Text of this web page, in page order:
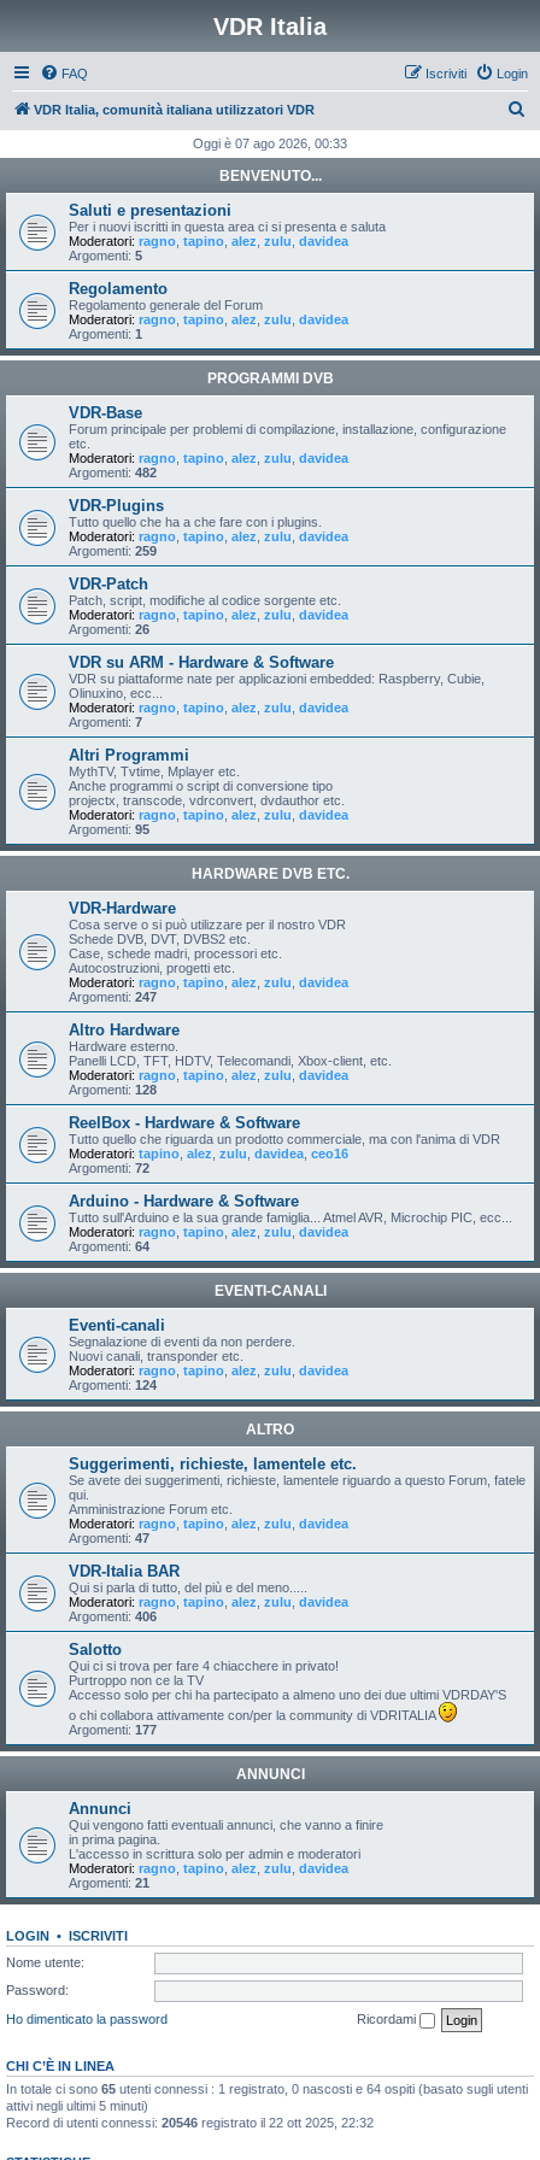
VDR Italia
FAQ Login
Iscriviti
VDR Italia, comunità italiana utilizzatori VDR
c
Oggi è 07 ago 2026, 00:33
BENVENUTO...
Saluti e presentazioni
Per i nuovi iscritti in questa area ci si presenta e saluta
Moderatori: ragno tapino alez zulu davidea
Argomenti: 5
Regolamento
Regolamento generale del Forum
Moderatori: ragno tapino alez zulu davidea
Argomenti: 1
PROGRAMMI DVB
VDR-Base
Forum principale per problemi di compilazione, installazione, configurazione
etc.
Moderatori: ragno tapino alez zulu davidea
Argomenti: 482
VDR-Plugins
Tutto quello che ha a che fare con i plugins.
Moderatori: ragno tapino alez zulu davidea
Argomenti: 259
VDR-Patch
Patch, script, modifiche al codice sorgente etc.
Moderatori: ragno tapino alez zulu davidea
Argomenti: 26
VDR su ARM - Hardware & Software
VDR su piattaforme nate per applicazioni embedded: Raspberry, Cubie,
Olinuxino, ecc...
Moderatori: ragno tapino alez zulu davidea
Argomenti: 7
Altri Programmi
MythTV, Tvtime, Mplayer etc.
Anche programmi o script di conversione tipo
projectx, transcode, vdrconvert, dvdauthor etc.
Moderatori: ragno tapino alez zulu davidea
Argomenti: 95
HARDWARE DVB ETC.
VDR-Hardware
Cosa serve o si può utilizzare per il nostro VDR
Schede DVB, DVT, DVBS2 etc.
Case, schede madri, processori etc.
Autocostruzioni, progetti etc.
Moderatori: ragno tapino alez zulu davidea
Argomenti: 247
Altro Hardware
Hardware esterno.
Panelli LCD, TFT, HDTV, Telecomandi, Xbox-client, etc.
Moderatori: ragno tapino alez zulu davidea
Argomenti: 128
ReelBox - Hardware & Software
Tutto quello che riguarda un prodotto commerciale, ma con l'anima di VDR
Moderatori: tapino alez zulu davidea ceo16
Argomenti: 72
Arduino - Hardware & Software
Tutto sull'Arduino e la sua grande famiglia... Atmel AVR, Microchip PIC, ecc...
Moderatori: ragno tapino alez zulu davidea
Argomenti: 64
EVENTI-CANALI
Eventi-canali
Segnalazione di eventi da non perdere.
Nuovi canali, transponder etc.
Moderatori: ragno tapino alez zulu davidea
Argomenti: 124
ALTRO
Suggerimenti, richieste, lamentele etc.
Se avete dei suggerimenti, richieste, lamentele riguardo a questo Forum, fatele
qui.
Amministrazione Forum etc.
Moderatori: ragno tapino alez zulu davidea
Argomenti: 47
VDR-Italia BAR
Qui si parla di tutto, del più e del meno.....
Moderatori: ragno tapino alez zulu davidea
Argomenti: 406
Salotto
Qui ci si trova per fare 4 chiacchere in privato!
Purtroppo non ce la TV
Accesso solo per chi ha partecipato a almeno uno dei due ultimi VDRDAY'S
o chi collabora attivamente con/per la community di VDRITALIA
Argomenti: 177
ANNUNCI
Annunci
Qui vengono fatti eventuali annunci, che vanno a finire
in prima pagina.
L'accesso in scrittura solo per admin e moderatori
Moderatori: ragno tapino alez zulu davidea
Argomenti: 21
LOGIN • ISCRIVITI
Nome utente:
Password:
Ho dimenticato la password
Ricordami
CHI C’È IN LINEA
In totale ci sono 65 utenti connessi : 1 registrato, 0 nascosti e 64 ospiti (basato sugli utenti
attivi negli ultimi 5 minuti)
Record di utenti connessi: 20546 registrato il 22 ott 2025, 22:32